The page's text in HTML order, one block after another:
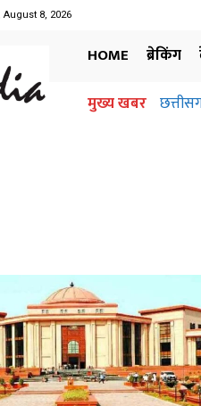
August 8, 2026
HOME ब्रेकिंग
मुख्य खबर